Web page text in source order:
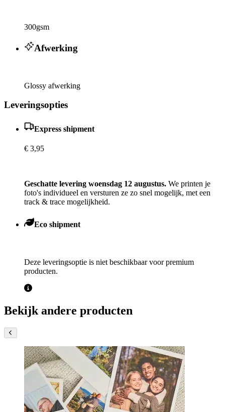
300gsm
Afwerking
Glossy afwerking
Leveringsopties
Express shipment
€ 3,95
Geschatte levering woensdag 12 augustus. We printen je
foto's individueel en versturen ze zo snel mogelijk, met een
track & trace mogelijkheid.
Eco shipment
Deze leveringsoptie is niet beschikbaar voor premium
producten.
Bekijk andere producten